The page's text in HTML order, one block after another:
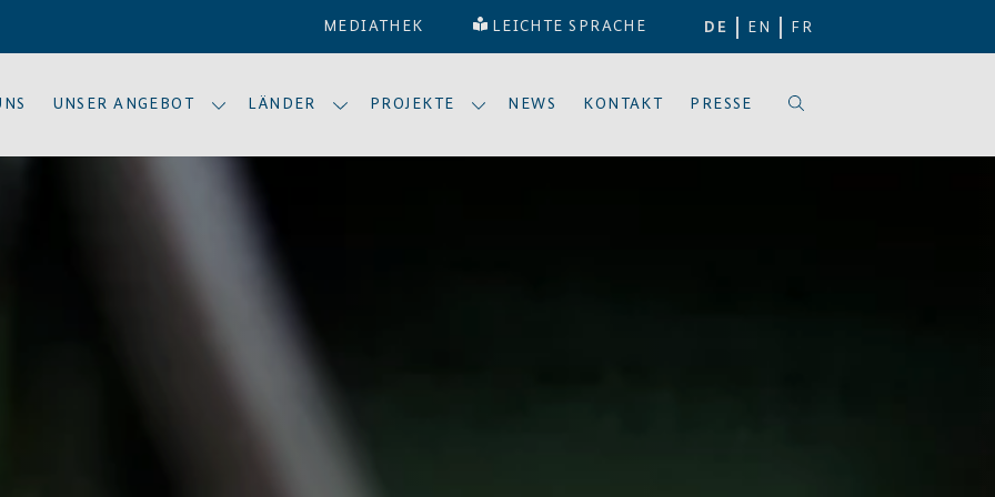
MEDIATHEK LEICHTE SPRACHE DE EN FR
UNSER ANGEBOT LÄNDER PROJEKTE NEWS KONTAKT PRESSE